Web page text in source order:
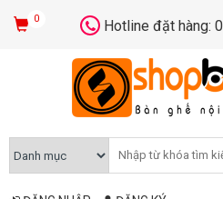
0 Hotline đặt hàng: